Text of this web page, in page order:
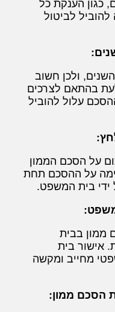
כגון הענקת כל
לביטול
ולכן חשוב
בהתאם לצרכים
עלול להוביל
על הסכם הממון
על ההסכם תחת
ידי בית המשפט.
ממון בבית
אישור בית
מחייב ומקשה
הסכם ממון: